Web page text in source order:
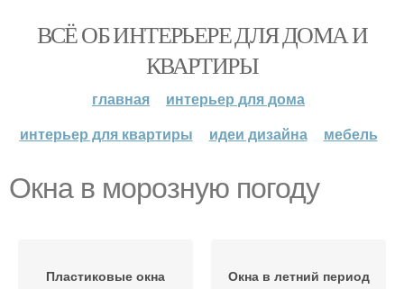
ВСЁ ОБ ИНТЕРЬЕРЕ ДЛЯ ДОМА И
КВАРТИРЫ
главная
интерьер для дома
интерьер для квартиры
идеи дизайна мебель
Окна в морозную погоду
Пластиковые окна Окна в летний период